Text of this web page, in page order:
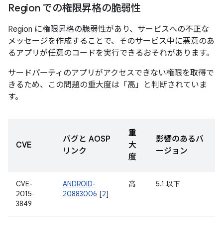
Region での権限昇格の脆弱性
Region に権限昇格の脆弱性があり、サービスへの不正な
メッセージを作成することで、そのサービス中に悪意のあ
るアプリが任意のコードを実行できるおそれがあります。
サードパーティのアプリがアクセスできない権限を取得で
きるため、この問題の重大度は「高」と判断されていま
す。
CVE
バグと AOSP
リンク
重
大
度
影響のあるバ
ージョン
CVE-
2015-
3849
ANDROID-
20883006 [2]
高 5.1 以下